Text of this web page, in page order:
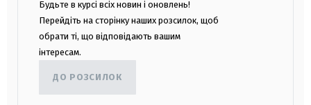
Будьте в курсі всіх новин і оновлень!
Перейдіть на сторінку наших розсилок, щоб
обрати ті, що відповідають вашим
інтересам.
ДО РОЗСИЛОК